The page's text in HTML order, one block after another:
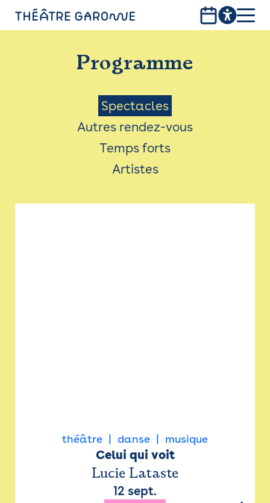
PROGRAMME
INFOS PRATIQUES
AVEC LES PUBLICS
ACCESSIBILITÉ
LES PRODUCTIONS
Programme
Menu
Saison
Spectacles
Autres rendez-vous
Temps forts
Artistes
théâtre danse musique
Celui qui voit
Lucie Lataste
12 sept.